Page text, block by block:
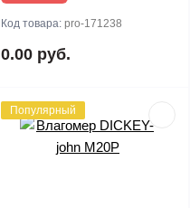
Код товара: pro-171238
0.00 руб.
Популярный